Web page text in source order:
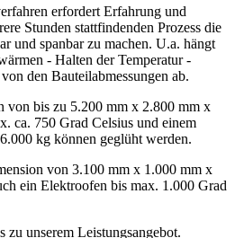
erfordert Erfahrung und
Stunden stattfindenden Prozess die
und spanbar zu machen. U.a. hängt
- Halten der Temperatur -
den Bauteilabmessungen ab.
von bis zu 5.200 mm x 2.800 mm x
ca. 750 Grad Celsius und einem
kg können geglüht werden.
von 3.100 mm x 1.000 mm x
ein Elektroofen bis max. 1.000 Grad
zu unserem Leistungsangebot.